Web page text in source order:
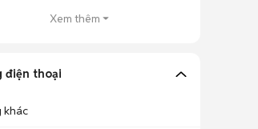
Xem thêm
điện thoại
khác